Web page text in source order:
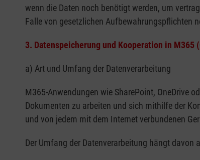
wenn die Daten noch benötigt werden, um
Falle von gesetzlichen Aufbewahrungspflichten
3. Datenspeicherung und Kooperation in M365
a) Art und Umfang der Datenverarbeitung
M365-Anwendungen wie SharePoint, OneDrive
Dokumenten zu arbeiten und sich mithilfe der
und von jedem mit dem Internet verbundenen
Der Umfang der Datenverarbeitung hängt davon